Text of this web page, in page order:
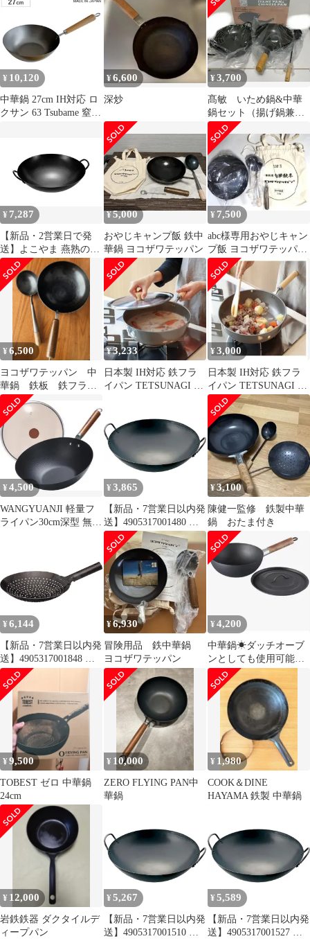
陸アルミニウム 日本製
ガス火 業務用 黒鉄 プ
ロ【沖縄離島販売不
¥ 10,120
中華鍋 27cm IH対応 ロ
クサン 63 Tsubame 窒化
鉄のフライパン 片手鍋
調理器具 鉄製 鉄製フラ
イパン 鉄製調理器具 い
ため鍋 炒め鍋 調理用品
鉄鍋 油ならし不要 空焼
き不要 ）)
¥6,600
深炒
¥3,700
髙敏 いため鍋&中華
鍋セット（揚げ鍋兼
用）お玉付
¥ 7,287
【新品・2営業日で発
送】よこやま 燕熟の技
中華鍋42cm(袋入り・バ
ルク) EJT-801
¥5,000
おやじキャンプ飯 鉄中
華鍋 ヨコザワテッパン
¥ 7,500
abc様専用おやじキャン
プ飯 ヨコザワテッパン
鉄中華鍋【K2295-
1453】
¥6,500
ヨコザワテッパン 中
華鍋 鉄板 鉄フライ
パン キャンプ 取り
外し
¥3,233
日本製 IH対応 鉄フラ
イパン TETSUNAGI 深
¥3,000
日本製 IH対応 鉄フラ
イパン TETSUNAGI 深
型 26cm 蓋付き
¥ 4,500
WANGYUANJI 軽量フ
ライパン30cm深型 無塗
¥ 3,865
【新品・7営業日以内発
送】4905317001480 島
本製作所 SS 鉄プレス
中華鍋 27cm 味一鉄 業
務用 広東鍋 北陸アルミ
ニウム 日本製 ホクア
ガス火 プロ 黒鉄 新品
【沖縄離島販売不可】
¥3,100
陳健一監修 鉄製中華
鍋 おたま付き
¥ 6,144
【新品・7営業日以内発
送】4905317001848 島
本製作所 SS鉄ジャーレ
ン27cm KYS 味一鉄 ジ
ャーレン鍋 SS鉄製 業
務用 日本製 黒鉄 プロ
【沖縄離島販売不可】
¥6,930
冒険用品 鉄中華鍋
ヨコザワテッパン
¥4,200
中華鍋☀︎ダッチオーブ
ンとしても使用可能、
おたま、ささらセット
¥9,500
TOBEST ゼロ 中華鍋
24cm
¥ 10,000
ZERO FLYING PAN中
華鍋
¥ 1,980
COOK＆DINE
HAYAMA 鉄製 中華鍋
¥ 12,000
岩鉄鉄器 ダクタイルデ
ィープパン
¥ 5,267
【新品・7営業日以内発
送】4905317001510 島
¥ 5,589
【新品・7営業日以内発
送】4905317001527 島